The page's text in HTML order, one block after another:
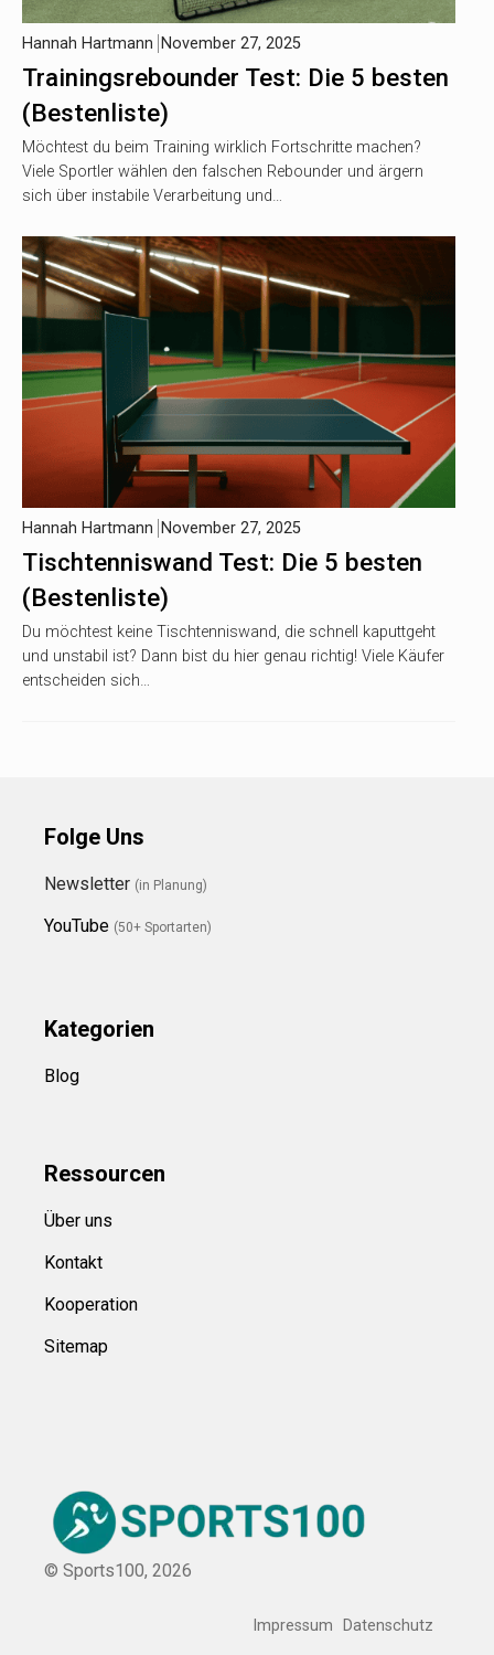
Trainingsrebounder Test: Die 5 besten
(Bestenliste)
Hannah Hartmann November 27, 2025
Möchtest du beim Training wirklich Fortschritte machen?
Viele Sportler wählen den falschen Rebounder und ärgern
sich über instabile Verarbeitung und…
Tischtenniswand Test: Die 5 besten
(Bestenliste)
Hannah Hartmann November 27, 2025
Du möchtest keine Tischtenniswand, die schnell kaputtgeht
und unstabil ist? Dann bist du hier genau richtig! Viele Käufer
entscheiden sich…
Folge Uns
Newsletter (in Planung)
YouTube (50+ Sportarten)
Kategorien
Blog
Ressourcen
Über uns
Kontakt
Kooperation
Sitemap
© Sports100, 2026
Impressum Datenschutz